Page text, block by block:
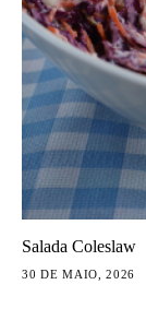
Salada Coleslaw
30 DE MAIO, 2026